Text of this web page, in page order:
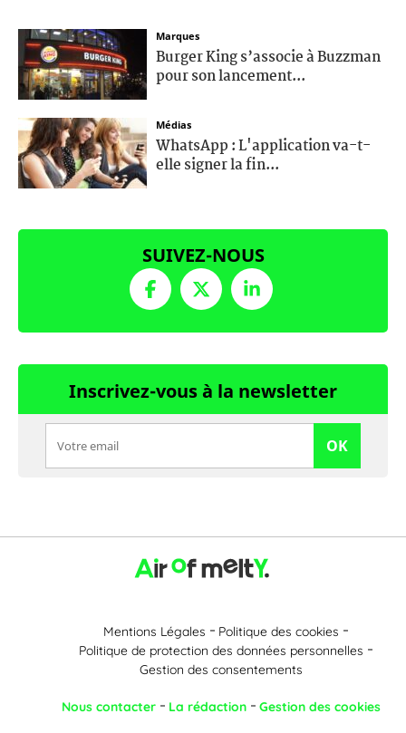
Marques
Burger King s’associe à Buzzman
pour son lancement...
Médias
WhatsApp : L'application va-t-
elle signer la fin...
SUIVEZ-NOUS
Inscrivez-vous à la newsletter
OK
Mentions Légales
Politique des cookies
Politique de protection des données personnelles
Gestion des consentements
Nous contacter La rédaction Gestion des cookies